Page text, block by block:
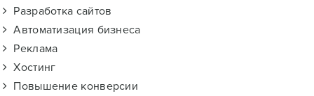
Разработка сайтов
Автоматизация бизнеса
Реклама
Хостинг
Повышение конверсии